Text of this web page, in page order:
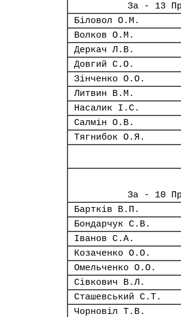
За - 13
Біловол О.М.
Волков О.М.
Деркач Л.В.
Довгий С.О.
Зінченко О.О.
Литвин В.М.
Насалик І.С.
Салмін О.В.
Тягнибок О.Я.
За - 10
Бартків В.П.
Бондарчук С.В.
Іванов С.А.
Козаченко О.О.
Омельченко О.О.
Сівкович В.Л.
Сташевський С.Т.
Чорновіл Т.В.